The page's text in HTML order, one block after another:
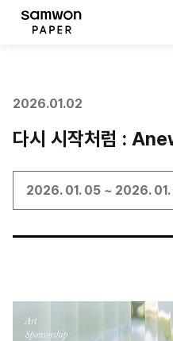
2026.01.02
다시 시작처럼 :
2026. 01. 05 ~ 2026. 01.